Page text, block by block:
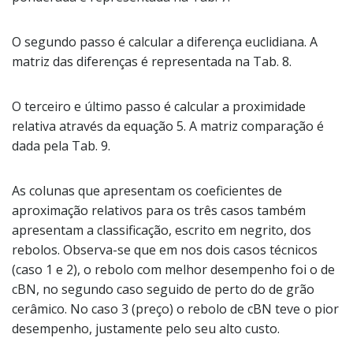
O segundo passo é calcular a diferença euclidiana. A
matriz das diferenças é representada na Tab. 8.
O terceiro e último passo é calcular a proximidade
relativa através da equação 5. A matriz comparação é
dada pela Tab. 9.
As colunas que apresentam os coeficientes de
aproximação relativos para os três casos também
apresentam a classificação, escrito em negrito, dos
rebolos. Observa-se que em nos dois casos técnicos
(caso 1 e 2), o rebolo com melhor desempenho foi o de
cBN, no segundo caso seguido de perto do de grão
cerâmico. No caso 3 (preço) o rebolo de cBN teve o pior
desempenho, justamente pelo seu alto custo.